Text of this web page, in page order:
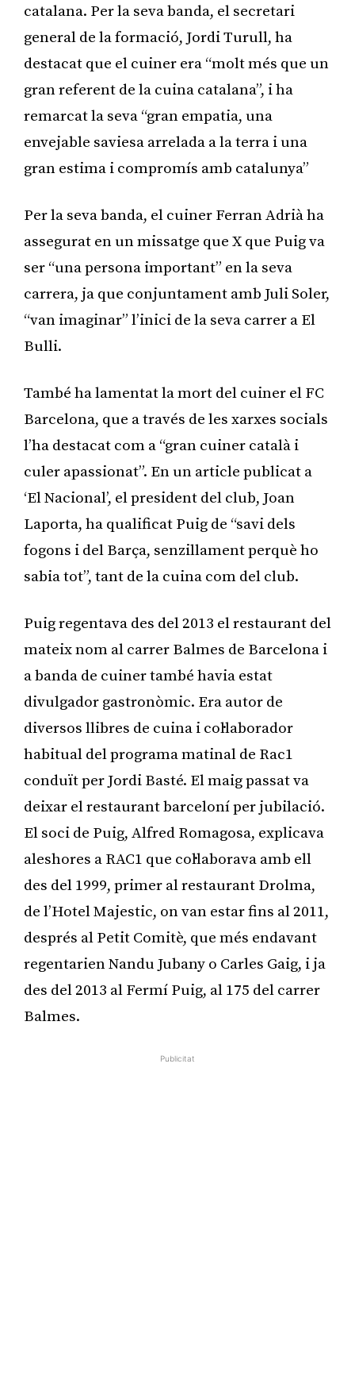
catalana. Per la seva banda, el secretari
general de la formació, Jordi Turull, ha
destacat que el cuiner era “molt més que un
gran referent de la cuina catalana”, i ha
remarcat la seva “gran empatia, una
envejable saviesa arrelada a la terra i una
gran estima i compromís amb catalunya”
Per la seva banda, el cuiner Ferran Adrià ha
assegurat en un missatge que X que Puig va
ser “una persona important” en la seva
carrera, ja que conjuntament amb Juli Soler,
“van imaginar” l’inici de la seva carrer a El
Bulli.
També ha lamentat la mort del cuiner el FC
Barcelona, que a través de les xarxes socials
l’ha destacat com a “gran cuiner català i
culer apassionat”. En un article publicat a
‘El Nacional’, el president del club, Joan
Laporta, ha qualificat Puig de “savi dels
fogons i del Barça, senzillament perquè ho
sabia tot”, tant de la cuina com del club.
Puig regentava des del 2013 el restaurant del
mateix nom al carrer Balmes de Barcelona i
a banda de cuiner també havia estat
divulgador gastronòmic. Era autor de
diversos llibres de cuina i col·laborador
habitual del programa matinal de Rac1
conduït per Jordi Basté. El maig passat va
deixar el restaurant barceloní per jubilació.
El soci de Puig, Alfred Romagosa, explicava
aleshores a RAC1 que col·laborava amb ell
des del 1999, primer al restaurant Drolma,
de l’Hotel Majestic, on van estar fins al 2011,
després al Petit Comitè, que més endavant
regentarien Nandu Jubany o Carles Gaig, i ja
des del 2013 al Fermí Puig, al 175 del carrer
Balmes.
Publicitat